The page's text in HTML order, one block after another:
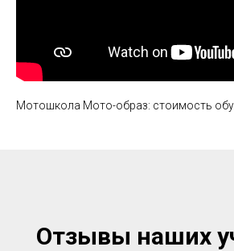
Мотошкола Мото-образ: стоимость
Отзывы наших